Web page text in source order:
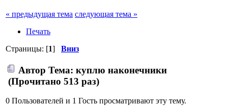
« предыдущая тема следующая тема »
Печать
Страницы: [1] Вниз
Автор Тема: куплю наконечники
(Прочитано 513 раз)
0 Пользователей и 1 Гость просматривают эту тему.